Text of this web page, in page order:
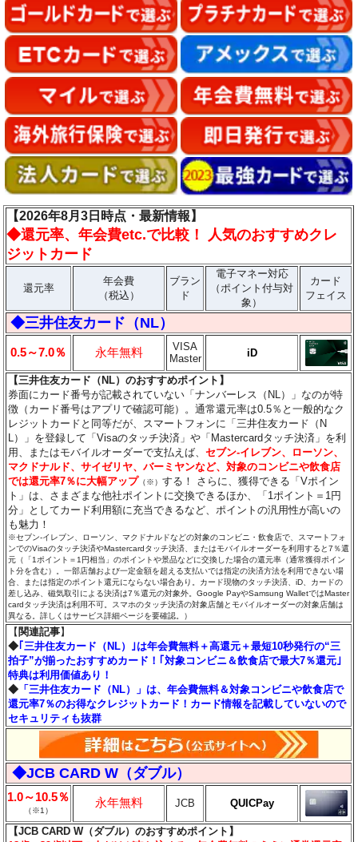
【2026年8月3日時点・最新情報】
◆還元率、年会費etc.で比較！ 人気のおすすめクレ
ジットカード
還元率
年会費
（税込）
ブラン
ド
電子マネー対応
（ポイント付与対
象）
カード
フェイス
◆三井住友カード（NL）
0.5～7.0％ 永年無料
VISA
Master
iD
【三井住友カード（NL）のおすすめポイント】
券面にカード番号が記載されていない「ナンバーレス（NL）」なのが特
徴（カード番号はアプリで確認可能）。通常還元率は0.5％と一般的なク
レジットカードと同等だが、スマートフォンに「三井住友カード（N
L）」を登録して「Visaのタッチ決済」や「Mastercardタッチ決済」を利
用、またはモバイルオーダーで支払えば、セブン‐イレブン、ローソン、
マクドナルド、サイゼリヤ、バーミヤンなど、対象のコンビニや飲食店
では還元率7％に大幅アップ （※）する！ さらに、獲得できる「Vポイン
ト」は、さまざまな他社ポイントに交換できるほか、「1ポイント＝1円
分」としてカード利用額に充当できるなど、ポイントの汎用性が高いの
も魅力！
※セブン‐イレブン、ローソン、マクドナルドなどの対象のコンビニ・飲食店で、スマートフォ
ンでのVisaのタッチ決済やMastercardタッチ決済、またはモバイルオーダーを利用すると7％還
元（「1ポイント＝1円相当」のポイントや景品などに交換した場合の還元率（通常獲得ポイン
ト分を含む）。一部店舗および一定金額を超える支払いでは指定の決済方法を利用できない場
合、または指定のポイント還元にならない場合あり。カード現物のタッチ決済、iD、カードの
差し込み、磁気取引による決済は7％還元の対象外。Google PayやSamsung WalletではMaster
cardタッチ決済は利用不可。スマホのタッチ決済の対象店舗とモバイルオーダーの対象店舗は
異なる。詳しくはサービス詳細ページを要確認。）
【 関連記事】
◆ ｢三井住友カード（NL）｣は年会費無料＋高還元＋最短10秒発行の“三
拍子”が揃ったおすすめカード！｢対象コンビニ＆飲食店で最大7％還元｣
特典は利用価値あり！
◆ 「三井住友カード（NL）」は、年会費無料＆対象コンビニや飲食店で
還元率7％のお得なクレジットカード！カード情報を記載していないので
セキュリティも抜群
◆JCB CARD W（ダブル）
1.0～10.5％
（※1）
永年無料 JCB QUICPay
【JCB CARD W（ダブル）のおすすめポイント】